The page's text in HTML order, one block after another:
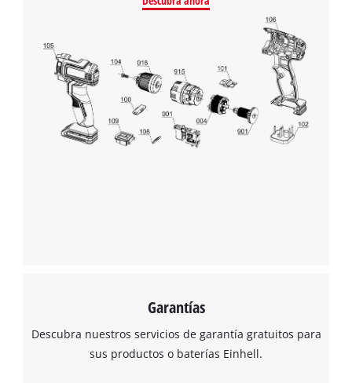
Garantías
Descubra nuestros servicios de garantía gratuitos para
sus productos o baterías Einhell.